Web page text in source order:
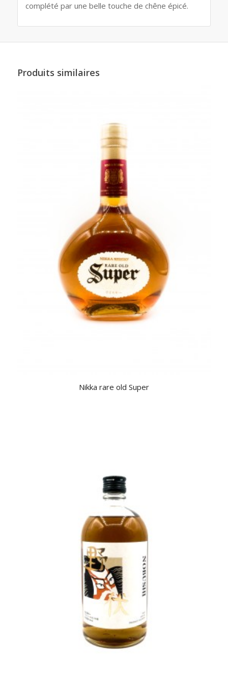
complété par une belle touche de chêne épicé.
Produits similaires
Nikka rare old Super